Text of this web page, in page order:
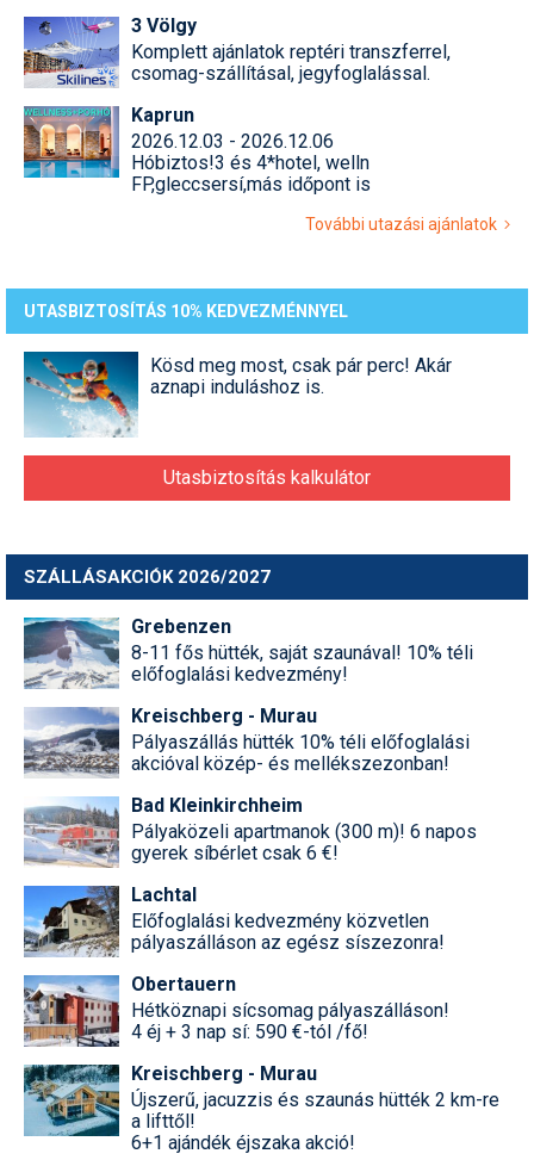
3 Völgy
Komplett ajánlatok reptéri transzferrel,
csomag-szállításal, jegyfoglalással.
Kaprun
2026.12.03 - 2026.12.06
Hóbiztos!3 és 4*hotel, welln
FP,gleccsersí,más időpont is
További utazási ajánlatok
UTASBIZTOSÍTÁS 10% KEDVEZMÉNNYEL
Kösd meg most, csak pár perc! Akár
aznapi induláshoz is.
Utasbiztosítás kalkulátor
SZÁLLÁSAKCIÓK 2026/2027
Grebenzen
8-11 fős hütték, saját szaunával! 10% téli
előfoglalási kedvezmény!
Kreischberg - Murau
Pályaszállás hütték 10% téli előfoglalási
akcióval közép- és mellékszezonban!
Bad Kleinkirchheim
Pályaközeli apartmanok (300 m)! 6 napos
gyerek síbérlet csak 6 €!
Lachtal
Előfoglalási kedvezmény közvetlen
pályaszálláson az egész síszezonra!
Obertauern
Hétköznapi sícsomag pályaszálláson!
4 éj + 3 nap sí: 590 €-tól /fő!
Kreischberg - Murau
Újszerű, jacuzzis és szaunás hütték 2 km-re
a lifttől!
6+1 ajándék éjszaka akció!